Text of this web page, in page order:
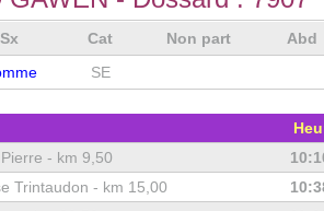
Sx Cat Non part
Abd
SE
- km 9,50
Trintaudon - km 15,00